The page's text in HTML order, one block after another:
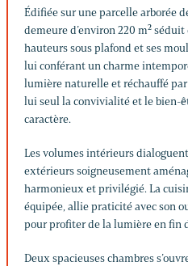
Édifiée sur une parcelle arborée
demeure d’environ 220 m² séduit
hauteurs sous plafond et ses
lui conférant un charme
lumière naturelle et réchauffé
lui seul la convivialité et le bien-
caractère.
Les volumes intérieurs
extérieurs soigneusement
harmonieux et privilégié. La
équipée, allie praticité avec son
pour profiter de la lumière en fin
Deux spacieuses chambres